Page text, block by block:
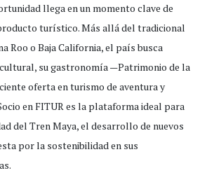
llega en un momento clave de
turístico. Más allá del tradicional
Roo o Baja California, el país busca
su gastronomía —Patrimonio de la
oferta en turismo de aventura y
en FITUR es la plataforma ideal para
del Tren Maya, el desarrollo de nuevos
por la sostenibilidad en sus